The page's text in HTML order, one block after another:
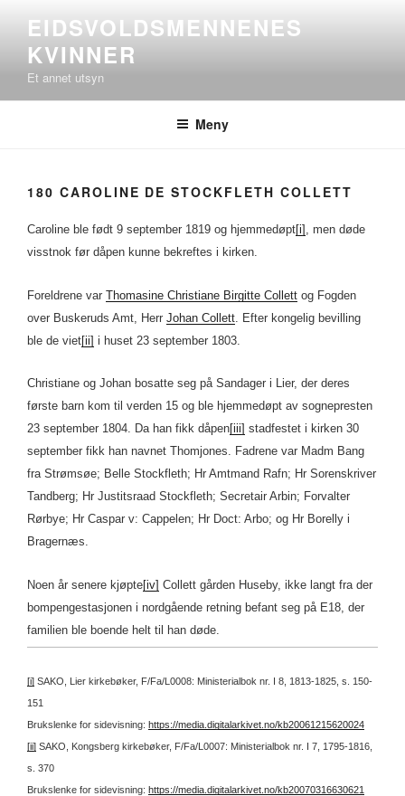
innhold
EIDSVOLDSMENNENES
KVINNER
Et annet utsyn
Meny
180 CAROLINE DE STOCKFLETH COLLETT
Caroline ble født 9 september 1819 og hjemmedøpt[i] , men døde
visstnok før dåpen kunne bekreftes i kirken.
Foreldrene var Thomasine Christiane Birgitte Collett og Fogden
over Buskeruds Amt, Herr Johan Collett . Efter kongelig bevilling
ble de viet[ii] i huset 23 september 1803.
Christiane og Johan bosatte seg på Sandager i Lier, der deres
første barn kom til verden 15 og ble hjemmedøpt av sognepresten
23 september 1804. Da han fikk dåpen[iii] stadfestet i kirken 30
september fikk han navnet Thomjones. Fadrene var Madm Bang
fra Strømsøe; Belle Stockfleth; Hr Amtmand Rafn; Hr Sorenskriver
Tandberg; Hr Justitsraad Stockfleth; Secretair Arbin; Forvalter
Rørbye; Hr Caspar v: Cappelen; Hr Doct: Arbo; og Hr Borelly i
Bragernæs.
Noen år senere kjøpte[iv] Collett gården Huseby, ikke langt fra der
bompengestasjonen i nordgående retning befant seg på E18, der
familien ble boende helt til han døde.
[i] SAKO, Lier kirkebøker, F/Fa/L0008: Ministerialbok nr. I 8, 1813-1825, s. 150-
151
Brukslenke for sidevisning: https://media.digitalarkivet.no/kb20061215620024
[ii] SAKO, Kongsberg kirkebøker, F/Fa/L0007: Ministerialbok nr. I 7, 1795-1816,
s. 370
Brukslenke for sidevisning: https://media.digitalarkivet.no/kb20070316630621